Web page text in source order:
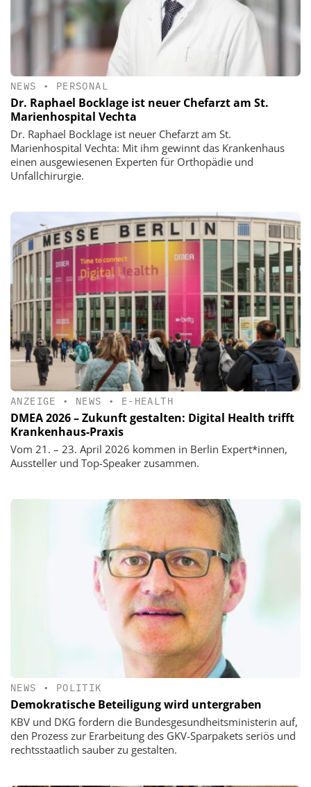
NEWS • PERSONAL
Dr. Raphael Bocklage ist neuer Chefarzt am St.
Marienhospital Vechta
Dr. Raphael Bocklage ist neuer Chefarzt am St.
Marienhospital Vechta: Mit ihm gewinnt das Krankenhaus
einen ausgewiesenen Experten für Orthopädie und
Unfallchirurgie.
ANZEIGE • NEWS • E-HEALTH
DMEA 2026 – Zukunft gestalten: Digital Health trifft
Krankenhaus-Praxis
Vom 21. – 23. April 2026 kommen in Berlin Expert*innen,
Aussteller und Top-Speaker zusammen.
NEWS • POLITIK
Demokratische Beteiligung wird untergraben
KBV und DKG fordern die Bundesgesundheitsministerin auf,
den Prozess zur Erarbeitung des GKV-Sparpakets seriös und
rechtsstaatlich sauber zu gestalten.